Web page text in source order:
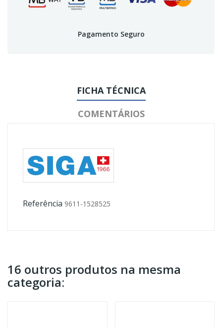
Pagamento Seguro
FICHA TÉCNICA
COMENTÁRIOS
Referência 9611-1528525
16 outros produtos na mesma
categoria: